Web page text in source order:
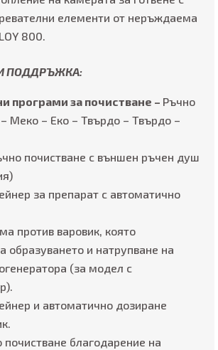
елементи от неръждаема
800.
ПОДДРЪЖКА:
програми за почистване – Ръчно
Меко – Еко – Твърдо – Твърдо –
почистване с външен ръчен душ
за препарат с автоматично
против варовик, която
образуването и натрупване на
(за модел с
и автоматично дозиране
благодарение на